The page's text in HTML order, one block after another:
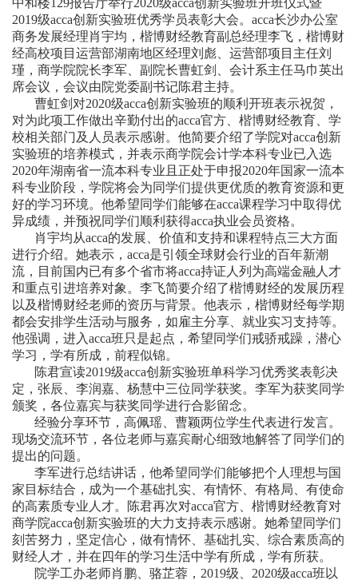
中和楼129报告厅举行2020级acca创新实验班开班仪式暨
2019级acca创新实验班优秀学员表彰大会。acca长沙办公室
商务发展经理肖宇均，楷博财经教育副总经理李飞，楷博财
经高校项目运营部湖南地区经理刘彪、运营部项目主任刘
瑾，商学院院长李军、副院长曹虹剑、会计系主任马巾英出
席会议，会议由院党委副书记陈君主持。
曹虹剑对2020级acca创新实验班的顺利开班表示祝贺，
对为此项工作做出辛勤付出的acca官方、楷博财经教育、学
校相关部门及人员表示感谢。 他简要介绍了学院对acca创新
实验班的培养模式，并表示商学院会计学本科专业已入选
2020年湖南省一流本科专业 且正处于申报2020年国家一流本
科专业 阶段 ，学院将会为同学们提供更优质的教育资源和 更
好的学习环境。他希望同学们能够在acca课程学习中取得优
异成绩， 并预祝同学们顺利获得acca执业会员资格。
肖宇均从acca的发展、价值和支持和课程特点三大方面
进行介绍。她表示， acca是引领全球财会行业的百年新潮
流，目前国内已有多个省市将acca持证人列为高端金融人才
和重点引进培养对象。李飞简要介绍了楷博财经的发展历程
以及楷博财经老师的资历与背景。他表示，楷博财经每学期
都会安排学生活动与服务，如雇主分享、就业实习支持等。
他强调，进入acca班只是起点，希望同学们戒骄戒躁，潜心
学习，学有所成，前程似锦。
陈君宣读2019级acca创新实验班单科学习优秀奖表彰决
定，张辰、李润嘉、杨慧中三位同学获奖。李军为获奖同学
颁奖，各位嘉宾与获奖同学进行合影留念。
经验分享环节，高佩瑶、曹颖两位学生代表进行发言。
现场交流环节，各位老师与嘉宾耐心细致地解答了同学们的
提出的问题。
李军进行总结讲话 ，他希望同学们能够把个人理想与国
家目标结合，成为一个基础扎实、有情怀、有格局、有使命
的高素质专业人才。陈君再次对acca官方、楷博财经教育对
商学院acca创新实验班的大力支持表示感谢。她希望同学们
刻苦努力，坚定信心，做有情怀、基础扎实、综合素质高的
财经人才， 并在四年的学习生活中学有所成，学有所获。
院学工办老师肖鹏、骆芷蓉， 2019级、 2020级acca班以